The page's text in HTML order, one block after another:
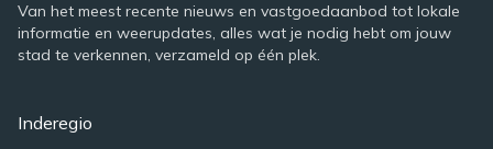
Van het meest recente nieuws en vastgoedaanbod tot lokale
informatie en weerupdates, alles wat je nodig hebt om jouw
stad te verkennen, verzameld op één plek.
Inderegio